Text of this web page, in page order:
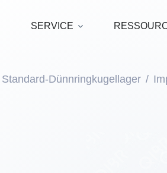
SERVICE
Dünnringkugellager